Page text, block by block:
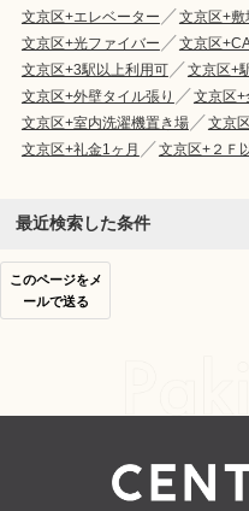
文京区+エレベーター
文京区+
文京区+光ファイバー
文京区
文京区+3駅以上利用可
文京区+
文京区+外壁タイル張り
文京区+
文京区+室内洗濯機置き場
文京
文京区+礼金1ヶ月
文京区+２Ｆ
最近検索した条件
このページをメ
ールで送る